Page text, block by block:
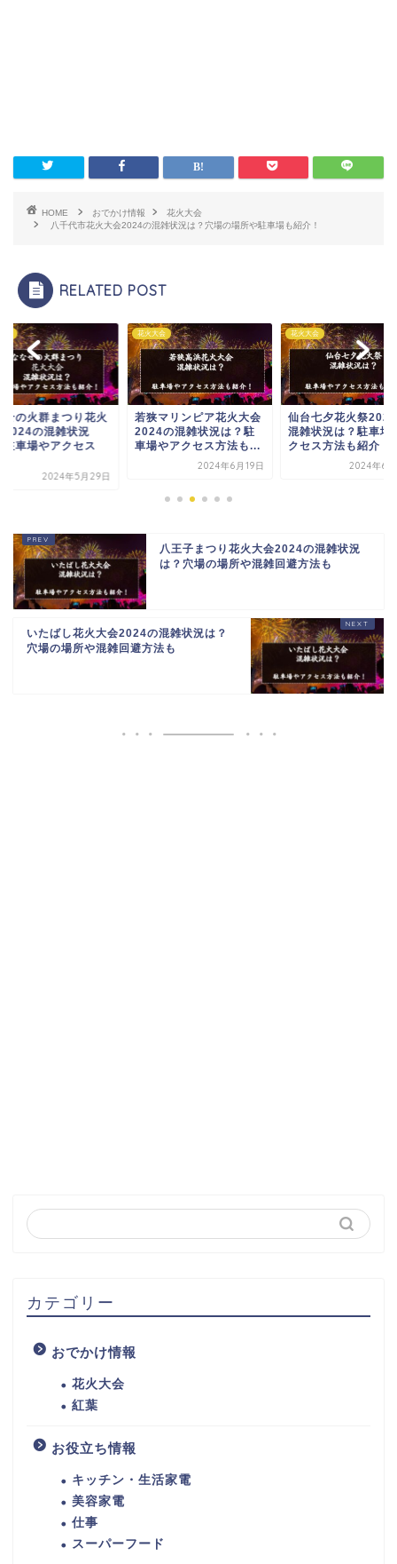
HOME おでかけ情報
花火大会
八千代市花火大会2024の混雑状況は？穴場の場所や駐車場も紹介！
RELATED POST
せの火群まつり花火
2024の混雑状況
駐車場やアクセス
2024年5月29日
花火大会
若狭マリンピア花火大会
2024の混雑状況は？駐
車場やアクセス方法も...
2024年6月19日
花火大会
仙台七夕花火祭
混雑状況は？駐車場
クセス方法も紹介！
2024年6
八王子まつり花火大会2024の混雑状況
は？穴場の場所や混雑回避方法も
いたばし花火大会2024の混雑状況は？
穴場の場所や混雑回避方法も
カテゴリー
おでかけ情報
花火大会
紅葉
お役立ち情報
キッチン・生活家電
美容家電
仕事
スーパーフード